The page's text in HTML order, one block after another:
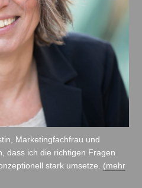
Marketingfachfrau und
dass ich die richtigen Fragen
stark umsetze. (mehr